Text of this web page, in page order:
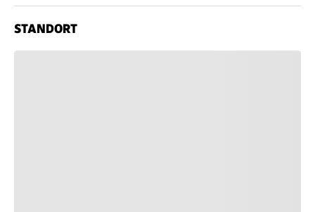
STANDORT